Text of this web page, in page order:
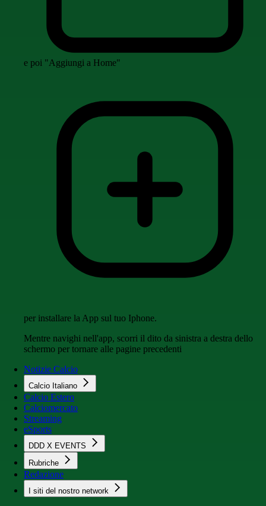
e poi "Aggiungi a Home"
per installare la App sul tuo Iphone.
Mentre navighi nell'app, scorri il dito da sinistra a destra dello
schermo per tornare alle pagine precedenti
Notizie Calcio
Calcio Italiano
Calcio Estero
Calciomercato
Streaming
eSports
DDD X EVENTS
Rubriche
Redazione
I siti del nostro network